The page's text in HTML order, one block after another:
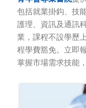
包括就業掛鈎、技
護理、資訊及通訊
業， 課程不設學歷
程學費豁免。 立即
掌握市場需求技能